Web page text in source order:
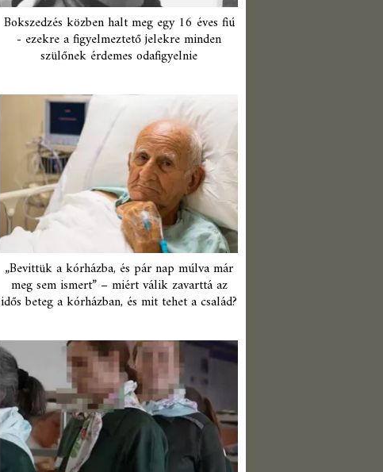
Bokszedzés közben halt meg egy 16 éves fiú
- ezekre a figyelmeztető jelekre minden
szülőnek érdemes odafigyelnie
„Bevittük a kórházba, és pár nap múlva már
meg sem ismert” – miért válik zavarttá az
idős beteg a kórházban, és mit tehet a család?